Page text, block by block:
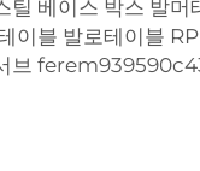
틸 베이스 박스 발
이블 발로테이블
브